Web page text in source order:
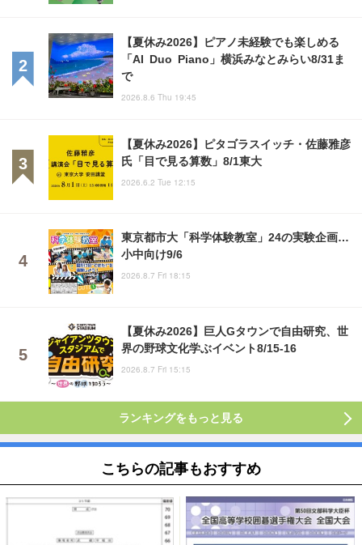
【夏休み2026】ピアノ未経験でも楽しめる
「AI Duo Piano」横浜みなとみらい8/31ま
で
2026.8.6 Thu 19:45
【夏休み2026】ピタゴラスイッチ・佐藤雅彦
氏「目で見る算数」8/1東大
2026.6.2 Tue 12:15
東京都市大「科学体験教室」24の実験企画…
小中向け9/6
2026.8.7 Fri 18:15
【夏休み2026】巨人Gタウンで自由研究、世
界の野球文化学ぶイベント8/15-16
2026.8.7 Fri 15:15
ランキングをもっと見る
こちらの記事もおすすめ